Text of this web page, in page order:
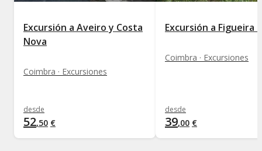
Excursión a Aveiro y Costa
Nova
Coimbra · Excursiones
desde
52,50 €
Excursión a Figueira
Coimbra · Excursiones
desde
39,00 €